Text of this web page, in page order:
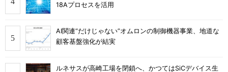
18Aプロセスを活用
AI関連“だけじゃない”オムロンの制御機器事業、地道な
顧客基盤強化が結実
ルネサスが高崎工場を閉鎖へ、かつてはSiCデバイス生